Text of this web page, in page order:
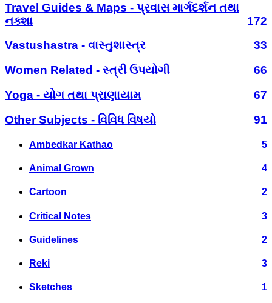
Travel Guides & Maps - પ્રવાસ માર્ગદર્શન તથા
નક્શા
172
Vastushastra - વાસ્તુશાસ્ત્ર
33
Women Related - સ્ત્રી ઉપયોગી
66
Yoga - યોગ તથા પ્રાણાયામ
67
Other Subjects - વિવિધ વિષયો
91
Ambedkar Kathao 5
Animal Grown 4
Cartoon 2
Critical Notes 3
Guidelines 2
Reki 3
Sketches 1